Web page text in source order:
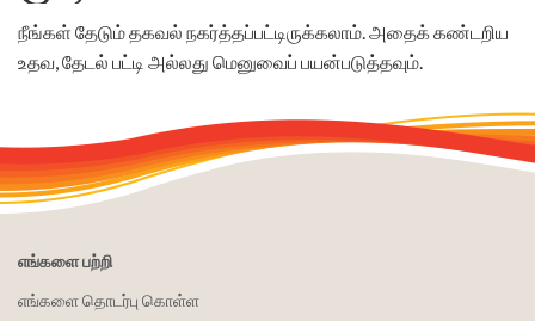
நீங்கள் தேடும் தகவல் நகர்த்தப்பட்டிருக்கலாம். அதைக் கண்டறிய
உதவ, தேடல் பட்டி அல்லது மெனுவைப் பயன்படுத்தவும்.
எங்களை பற்றி
எங்களை தொடர்பு கொள்ள